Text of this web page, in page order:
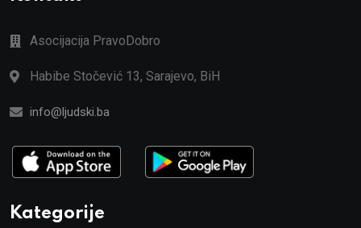
Asocijacija PravoDobro
Habibe Stočević 13, Sarajevo, BiH
info@ljudski.ba
Kategorije